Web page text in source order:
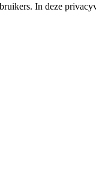
In deze